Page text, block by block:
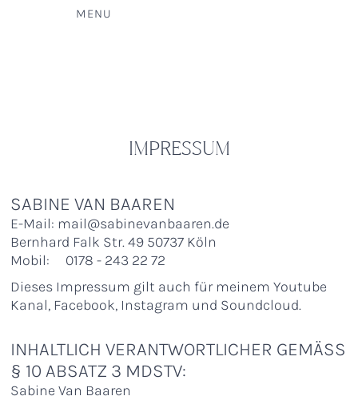
MENU
IMPRESSUM
SABINE VAN BAAREN
E-Mail: mail@sabinevanbaaren.de
Bernhard Falk Str. 49 50737 Köln
Mobil: 0178 - 243 22 72
Dieses Impressum gilt auch für meinem Youtube
Kanal, Facebook, Instagram und Soundcloud.
INHALTLICH VERANTWORTLICHER GEMÄSS §
10 ABSATZ 3 MDSTV:
Sabine Van Baaren